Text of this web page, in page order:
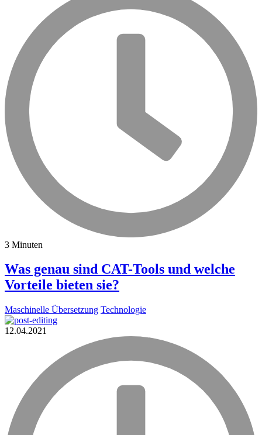
3 Minuten
Was genau sind CAT-Tools und welche
Vorteile bieten sie?
Maschinelle Übersetzung Technologie
12.04.2021